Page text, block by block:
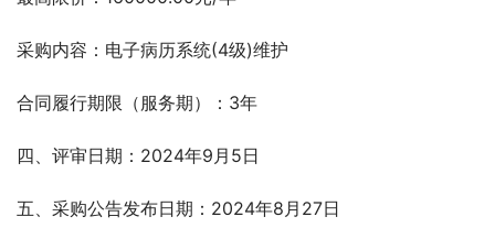
采购内容：电子病历系统(4级)维护
合同履行期限（服务期）：3年
四、评审日期：2024年9月5日
五、采购公告发布日期：2024年8月27日